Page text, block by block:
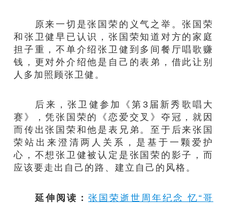
原来一切是张国荣的义气之举。张国荣
和张卫健早已认识，张国荣知道对方的家庭
担子重，不单介绍张卫健到多间餐厅唱歌赚
钱，更对外介绍他是自己的表弟，借此让别
人多加照顾张卫健。
后来，张卫健参加《第3届新秀歌唱大
赛》，凭张国荣的《恋爱交叉》夺冠，就因
而传出张国荣和他是表兄弟。至于后来张国
荣站出来澄清两人关系，是基于一颗爱护
心，不想张卫健被认定是张国荣的影子，而
应该要走出自己的路、建立自己的风格。
延伸阅读：张国荣逝世周年纪念 忆“哥